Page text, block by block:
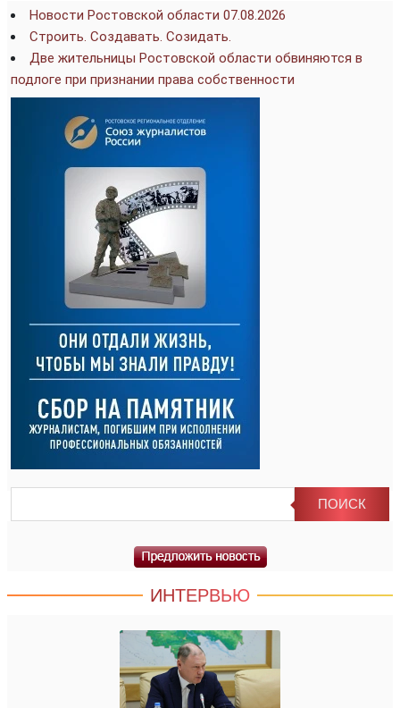
Новости Ростовской области 07.08.2026
Строить. Создавать. Созидать.
Две жительницы Ростовской области обвиняются в
подлоге при признании права собственности
ИНТЕРВЬЮ